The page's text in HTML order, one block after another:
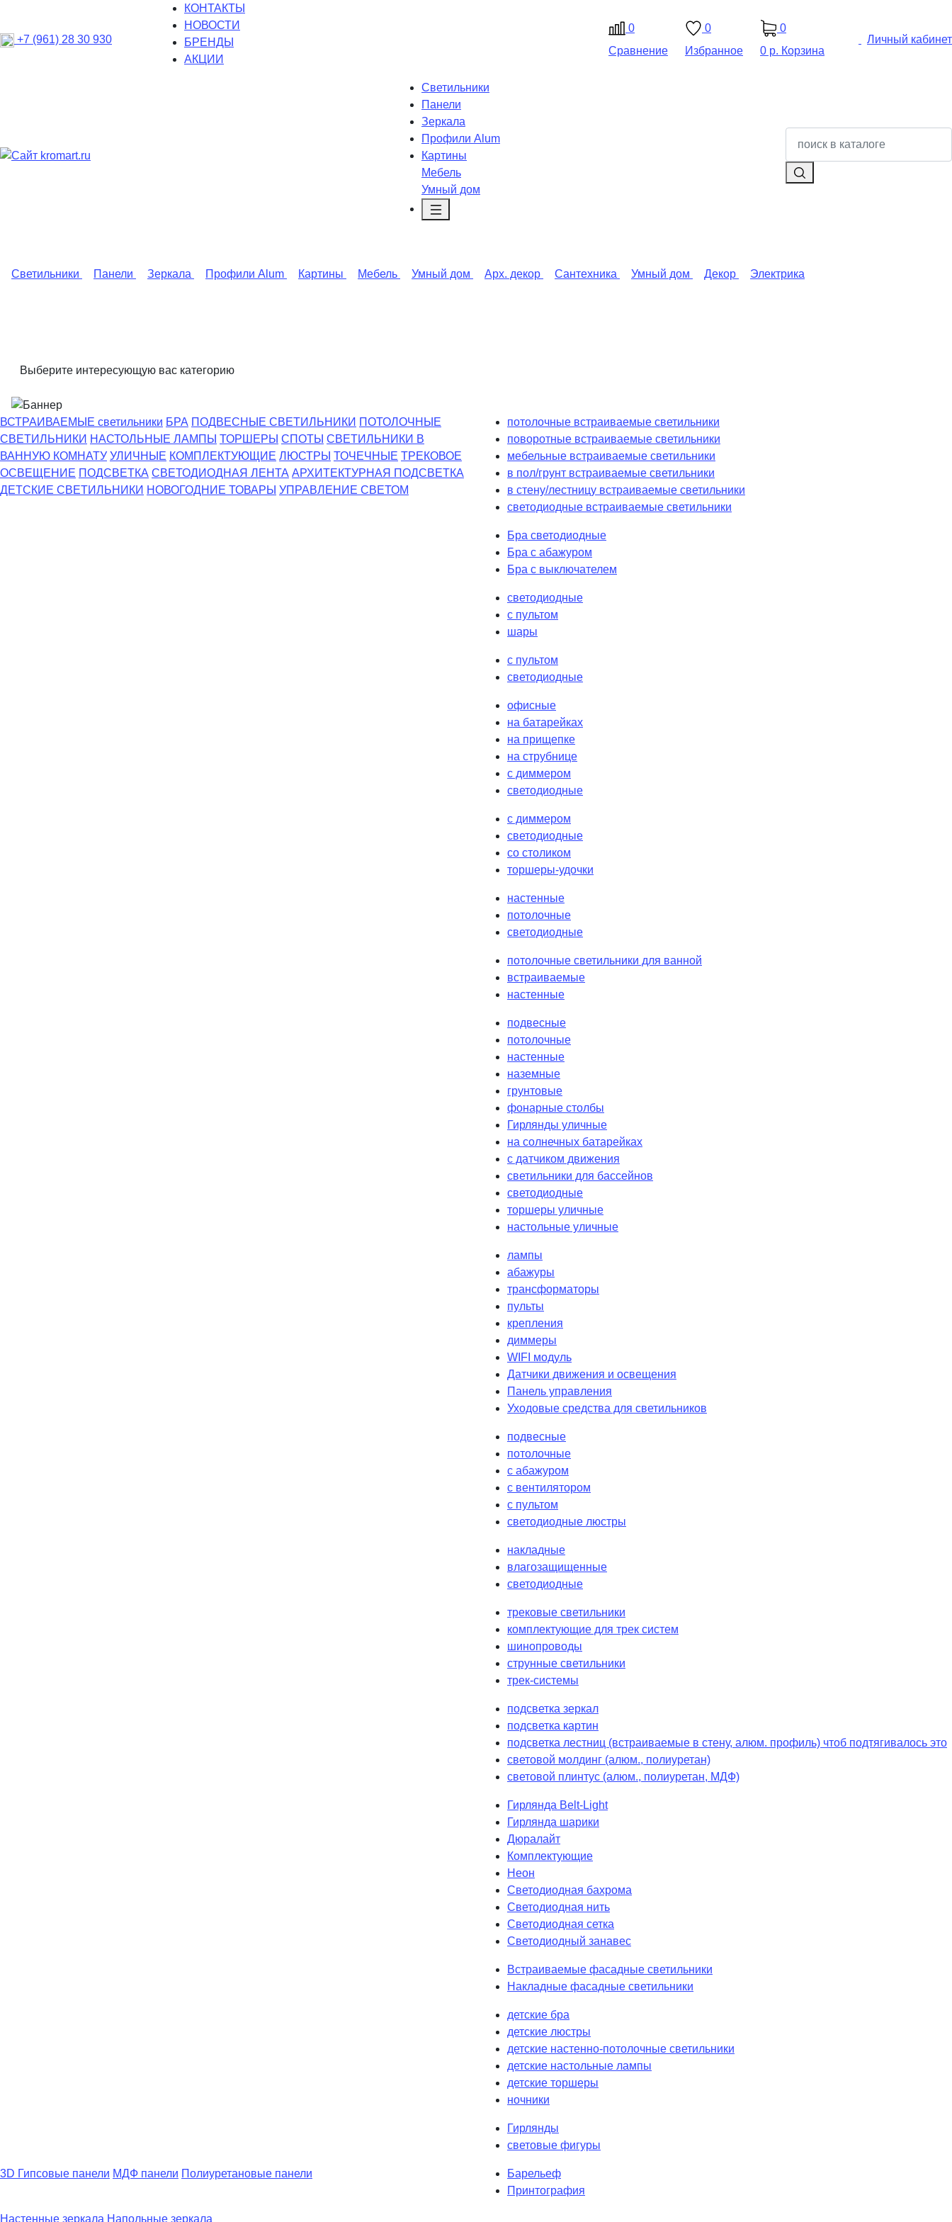
+7 (961) 28 30 930
КОНТАКТЫ
НОВОСТИ
БРЕНДЫ
АКЦИИ
0
Сравнение
0
Избранное
0
0 р. Корзина
Личный кабинет
Светильники
Панели
Зеркала
Профили Alum
Картины
Мебель
Умный дом
Светильники Панели Зеркала Профили Alum Картины Мебель Умный дом Арх. декор Сантехника Умный дом Декор Электрика
Выберите интересующую вас категорию
ВСТРАИВАЕМЫЕ светильники БРА ПОДВЕСНЫЕ СВЕТИЛЬНИКИ ПОТОЛОЧНЫЕ
СВЕТИЛЬНИКИ НАСТОЛЬНЫЕ ЛАМПЫ ТОРШЕРЫ СПОТЫ СВЕТИЛЬНИКИ В
ВАННУЮ КОМНАТУ УЛИЧНЫЕ КОМПЛЕКТУЮЩИЕ ЛЮСТРЫ ТОЧЕЧНЫЕ ТРЕКОВОЕ
ОСВЕЩЕНИЕ ПОДСВЕТКА СВЕТОДИОДНАЯ ЛЕНТА АРХИТЕКТУРНАЯ ПОДСВЕТКА
ДЕТСКИЕ СВЕТИЛЬНИКИ НОВОГОДНИЕ ТОВАРЫ УПРАВЛЕНИЕ СВЕТОМ
потолочные встраиваемые светильники
поворотные встраиваемые светильники
мебельные встраиваемые светильники
в пол/грунт встраиваемые светильники
в стену/лестницу встраиваемые светильники
светодиодные встраиваемые светильники
Бра светодиодные
Бра с абажуром
Бра с выключателем
светодиодные
с пультом
шары
с пультом
светодиодные
офисные
на батарейках
на прищепке
на струбнице
с диммером
светодиодные
с диммером
светодиодные
со столиком
торшеры-удочки
настенные
потолочные
светодиодные
потолочные светильники для ванной
встраиваемые
настенные
подвесные
потолочные
настенные
наземные
грунтовые
фонарные столбы
Гирлянды уличные
на солнечных батарейках
с датчиком движения
светильники для бассейнов
светодиодные
торшеры уличные
настольные уличные
лампы
абажуры
трансформаторы
пульты
крепления
диммеры
WIFI модуль
Датчики движения и освещения
Панель управления
Уходовые средства для светильников
подвесные
потолочные
с абажуром
с вентилятором
с пультом
светодиодные люстры
накладные
влагозащищенные
светодиодные
трековые светильники
комплектующие для трек систем
шинопроводы
струнные светильники
трек-системы
подсветка зеркал
подсветка картин
подсветка лестниц (встраиваемые в стену, алюм. профиль) чтоб подтягивалось это
световой молдинг (алюм., полиуретан)
световой плинтус (алюм., полиуретан, МДФ)
Гирлянда Belt-Light
Гирлянда шарики
Дюралайт
Комплектующие
Неон
Светодиодная бахрома
Светодиодная нить
Светодиодная сетка
Светодиодный занавес
Встраиваемые фасадные светильники
Накладные фасадные светильники
детские бра
детские люстры
детские настенно-потолочные светильники
детские настольные лампы
детские торшеры
ночники
Гирлянды
световые фигуры
3D Гипсовые панели МДФ панели Полиуретановые панели
Барельеф
Принтография
Настенные зеркала Напольные зеркала